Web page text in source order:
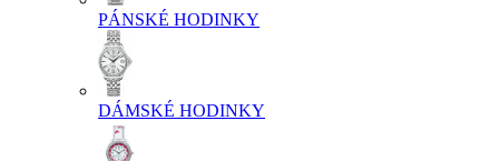
PÁNSKÉ HODINKY
DÁMSKÉ HODINKY